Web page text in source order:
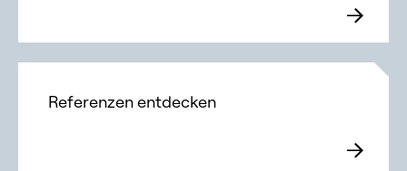
Referenzen entdecken